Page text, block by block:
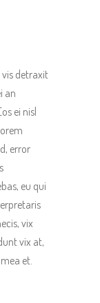
detraxit
an
ei nisl
error
eu qui
vix
vix at,
et.